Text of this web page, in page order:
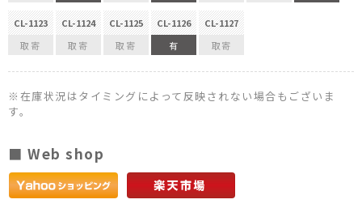
CL-1123
取寄
CL-1124
取寄
CL-1125
取寄
CL-1126
有
CL-1127
取寄
※在庫状況はタイミングによって反映されない場合もございま
す。
■ Web shop